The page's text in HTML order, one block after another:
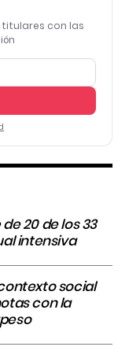
con las
20 de los 33
intensiva
social
con la